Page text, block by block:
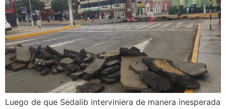
Luego de que Sedalib interviniera de manera inesperada